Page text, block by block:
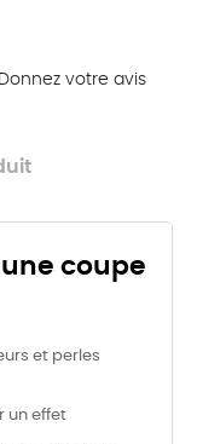
Donnez votre avis
coupe
et perles
un effet